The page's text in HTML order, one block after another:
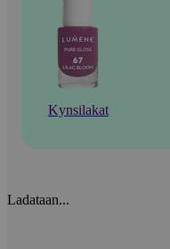
Kynsilakat
Ladataan...